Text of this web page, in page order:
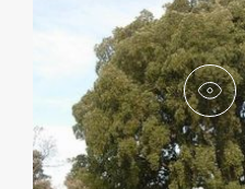
Monumento
Paisagem
Paisagem